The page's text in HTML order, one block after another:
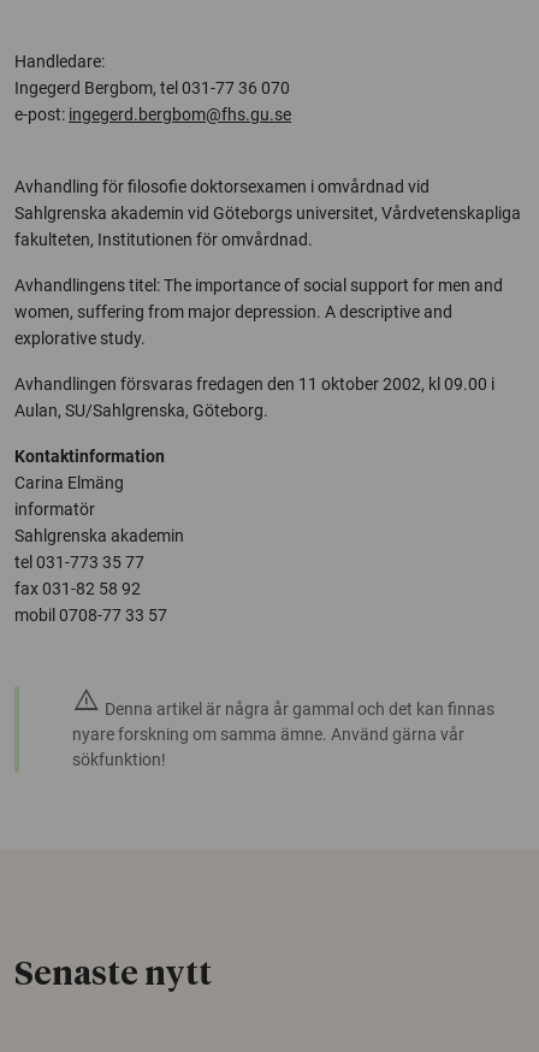
Handledare:
Ingegerd Bergbom, tel 031-77 36 070
e-post: ingegerd.bergbom@fhs.gu.se
Avhandling för filosofie doktorsexamen i omvårdnad vid
Sahlgrenska akademin vid Göteborgs universitet, Vårdvetenskapliga
fakulteten, Institutionen för omvårdnad.
Avhandlingens titel: The importance of social support for men and
women, suffering from major depression. A descriptive and
explorative study.
Avhandlingen försvaras fredagen den 11 oktober 2002, kl 09.00 i
Aulan, SU/Sahlgrenska, Göteborg.
Kontaktinformation
Carina Elmäng
informatör
Sahlgrenska akademin
tel 031-773 35 77
fax 031-82 58 92
mobil 0708-77 33 57
warning Denna artikel är några år gammal och det kan finnas
nyare forskning om samma ämne. Använd gärna vår
sökfunktion!
Senaste nytt